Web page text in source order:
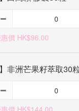
價 HK$96.00
非洲芒果籽萃取30
價 HK$144.00